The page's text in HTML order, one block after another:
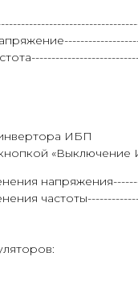
ИБП
«Выключение